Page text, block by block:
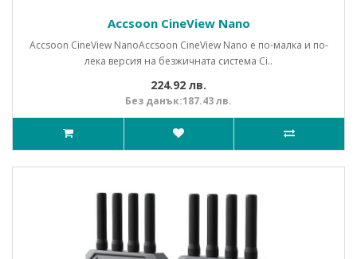
Accsoon CineView Nano
Accsoon CineView NanoAccsoon CineView Nano е по-малка и по-
лека версия на безжичната система Ci..
224.92 лв.
Без данък:187.43 лв.